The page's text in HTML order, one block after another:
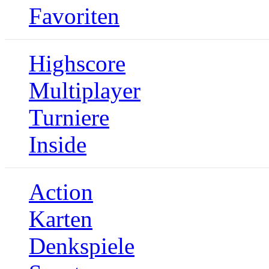
Favoriten
Highscore
Multiplayer
Turniere
Inside
Action
Karten
Denkspiele